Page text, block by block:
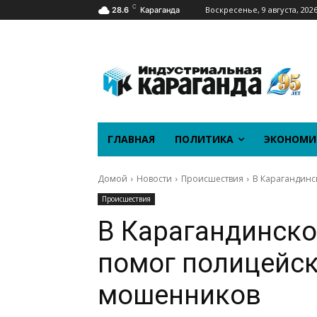
28.6 C Караганда Воскресенье, 9 августа, 2026
ГЛАВНАЯ ПОЛИТИКА
Домой Новости Происшествия В
Происшествия
В
помог
мошенников